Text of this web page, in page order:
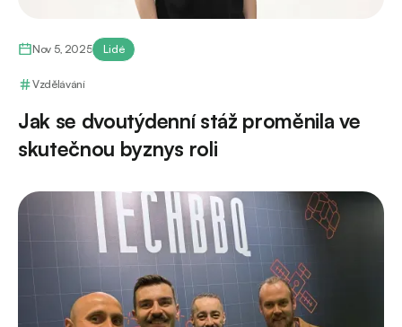
Nov 5, 2025 Lidé
Vzdělávání
Jak se dvoutýdenní stáž proměnila ve
skutečnou byznys roli